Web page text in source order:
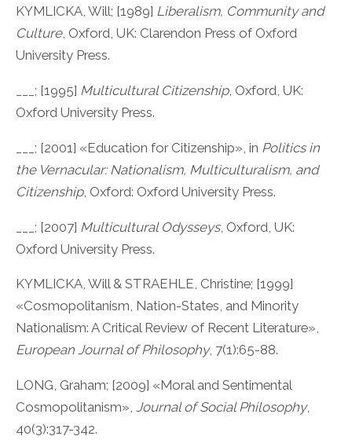
KYMLICKA, Will; [1989] Liberalism, Community and
Culture, Oxford, UK: Clarendon Press of Oxford
University Press.
___; [1995] Multicultural Citizenship, Oxford, UK:
Oxford University Press.
___; [2001] «Education for Citizenship», in Politics in
the Vernacular: Nationalism, Multiculturalism, and
Citizenship, Oxford: Oxford University Press.
___; [2007] Multicultural Odysseys, Oxford, UK:
Oxford University Press.
KYMLICKA, Will & STRAEHLE, Christine; [1999]
«Cosmopolitanism, Nation-States, and Minority
Nationalism: A Critical Review of Recent Literature»,
European Journal of Philosophy, 7(1):65-88.
LONG, Graham; [2009] «Moral and Sentimental
Cosmopolitanism», Journal of Social Philosophy,
40(3):317-342.